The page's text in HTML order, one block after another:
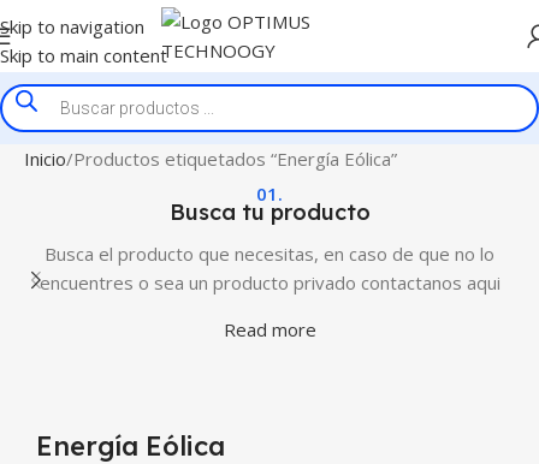
Skip to navigation
Skip to main content
Inicio Productos etiquetados “Energía Eólica”
01.
Busca tu producto
Busca el producto que necesitas, en caso de que no lo
encuentres o sea un producto privado contactanos aqui
Read more
Energía Eólica